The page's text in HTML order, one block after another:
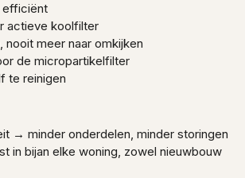
actieve koolfilter
nooit meer naar omkijken
de micropartikelfilter
te reinigen
→ minder onderdelen, minder storingen
in bijan elke woning, zowel nieuwbouw